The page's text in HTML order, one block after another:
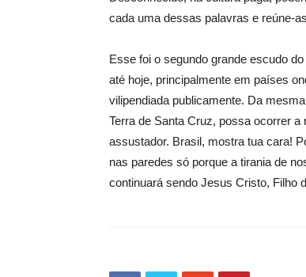
cada uma dessas palavras e reúne-
Esse foi o segundo grande escudo
até hoje, principalmente em países
vilipendiada publicamente. Da
Terra de Santa Cruz, possa ocorrer
assustador. Brasil, mostra tua cara!
nas paredes só porque a tirania de
continuará sendo Jesus Cristo, Filho